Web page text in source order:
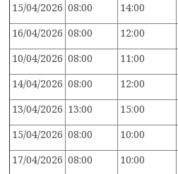
15/04/2026 08:00 14:00
16/04/2026 08:00 12:00
10/04/2026 08:00 11:00
14/04/2026 08:00 12:00
13/04/2026 13:00 15:00
15/04/2026 08:00 10:00
17/04/2026 08:00 10:00